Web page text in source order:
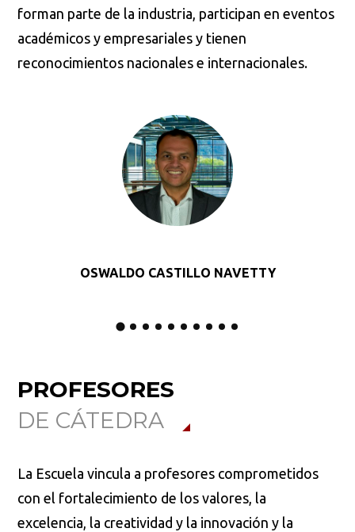
forman parte de la industria, participan en eventos
académicos y empresariales y tienen
reconocimientos nacionales e internacionales.
OSWALDO CASTILLO NAVETTY
PROFESORES
DE CÁTEDRA
La Escuela vincula a profesores comprometidos
con el fortalecimiento de los valores, la
excelencia, la creatividad y la innovación y la